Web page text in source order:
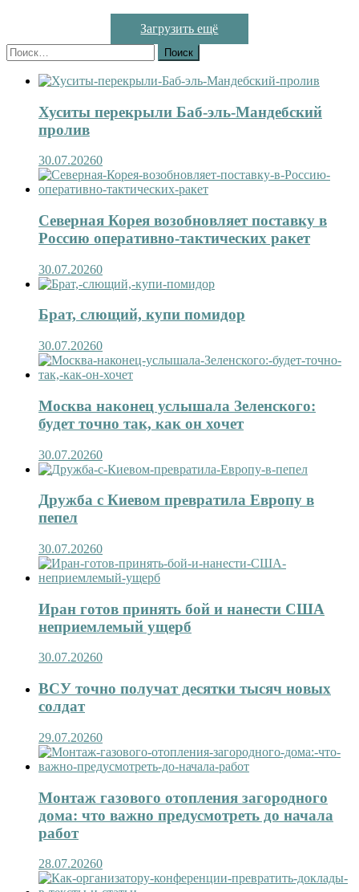
Загрузить ещё
Найти:
Хуситы перекрыли Баб-эль-Мандебский
пролив
30.07.20260
Северная Корея возобновляет поставку в
Россию оперативно-тактических ракет
30.07.20260
Брат, слющий, купи помидор
30.07.20260
Москва наконец услышала Зеленского:
будет точно так, как он хочет
30.07.20260
Дружба с Киевом превратила Европу в
пепел
30.07.20260
Иран готов принять бой и нанести США
неприемлемый ущерб
30.07.20260
ВСУ точно получат десятки тысяч новых
солдат
29.07.20260
Монтаж газового отопления загородного
дома: что важно предусмотреть до начала
работ
28.07.20260